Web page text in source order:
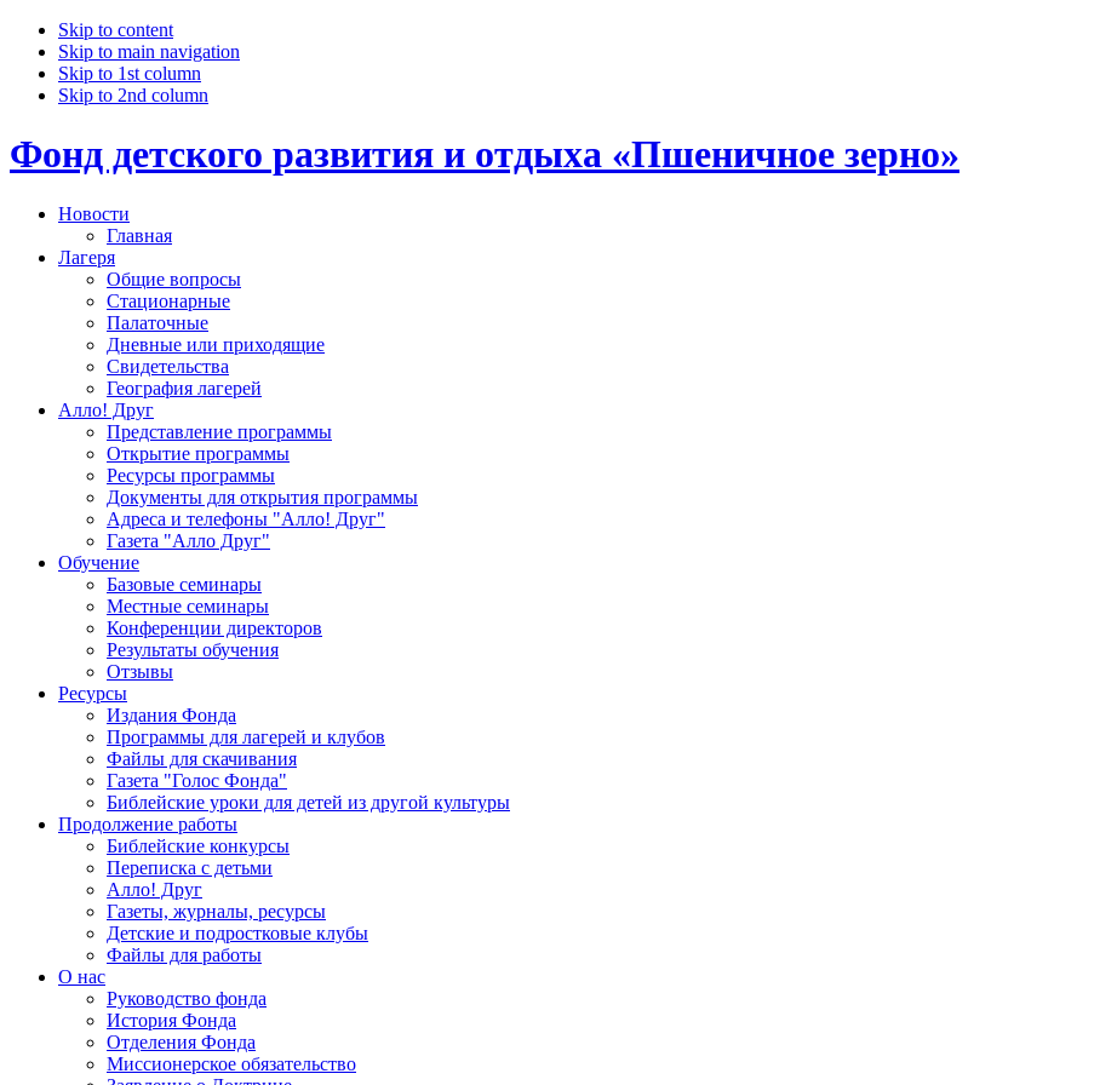
Skip to content
Skip to main navigation
Skip to 1st column
Skip to 2nd column
Фонд детского развития и отдыха «Пшеничное зерно»
Новости
Главная
Лагеря
Общие вопросы
Стационарные
Палаточные
Дневные или приходящие
Свидетельства
География лагерей
Алло! Друг
Представление программы
Открытие программы
Ресурсы программы
Документы для открытия программы
Адреса и телефоны "Алло! Друг"
Газета "Алло Друг"
Обучение
Базовые семинары
Местные семинары
Конференции директоров
Результаты обучения
Отзывы
Ресурсы
Издания Фонда
Программы для лагерей и клубов
Файлы для скачивания
Газета "Голос Фонда"
Библейские уроки для детей из другой культуры
Продолжение работы
Библейские конкурсы
Переписка с детьми
Алло! Друг
Газеты, журналы, ресурсы
Детские и подростковые клубы
Файлы для работы
О нас
Руководство фонда
История Фонда
Отделения Фонда
Миссионерское обязательство